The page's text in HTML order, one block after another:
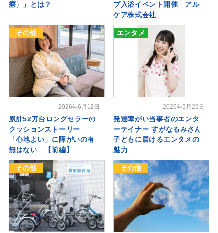
療）」とは？
ブ入浴イベント開催 アル
ケア株式会社
その他
2026年6月12日
累計52万台ロングセラーの
クッションストーリー
「心地よい」に障がいの有
無はない 【前編】
エンタメ
2026年5月29日
発達障がい当事者のエンタ
ーテイナー すがなるみさん
子どもに届けるエンタメの
魅力
その他 その他